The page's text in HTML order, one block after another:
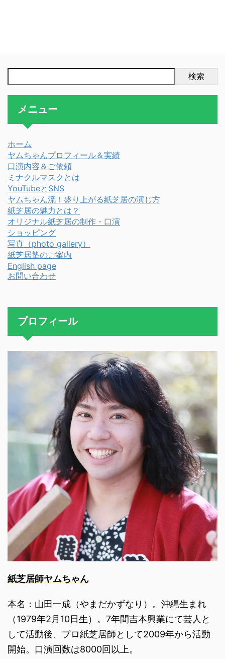
検索
メニュー
ホーム
ヤムちゃんプロフィール＆実績
口演内容＆ご依頼
ミナクルマスクとは
YouTubeとSNS
ヤムちゃん流！盛り上がる紙芝居の演じ方
紙芝居の魅力とは？
オリジナル紙芝居の制作・口演
ショッピング
写真（photo gallery）
紙芝居塾のご案内
English page
お問い合わせ
プロフィール
紙芝居師ヤムちゃん
本名：山田一成（やまだかずなり）。沖縄生まれ
（1979年2月10日生）。7年間吉本興業にて芸人と
して活動後、プロ紙芝居師として2009年から活動
開始。口演回数は8000回以上。